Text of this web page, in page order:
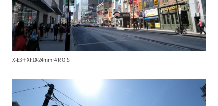
X-E3＋XF10-24mmF4 R OIS